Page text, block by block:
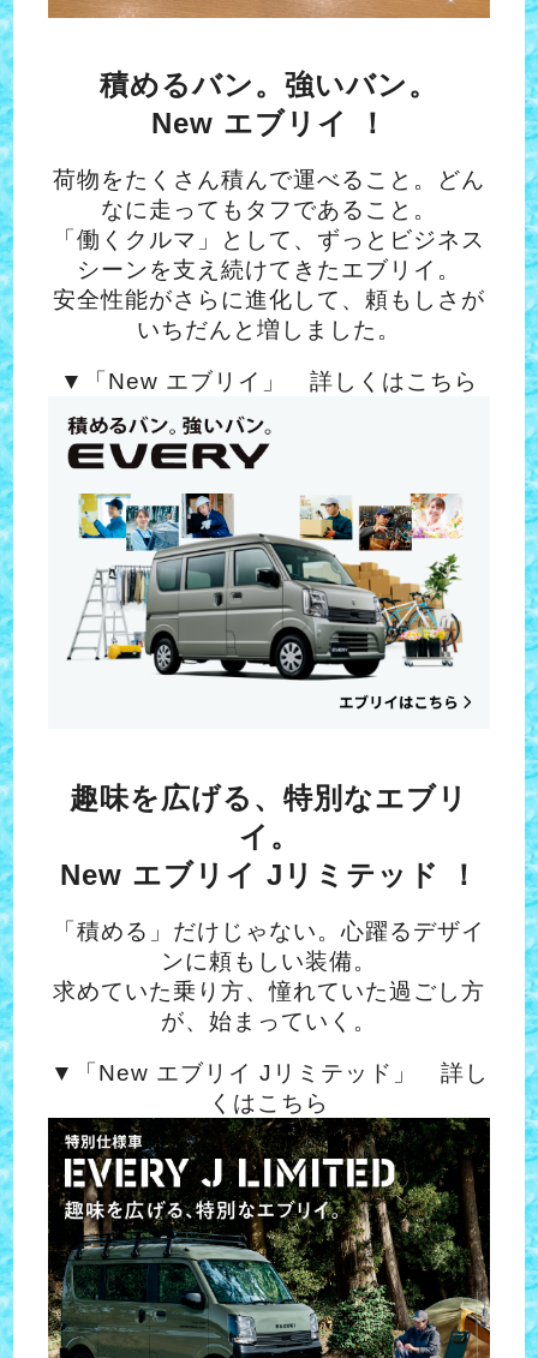
積めるバン。強いバン。
New エブリイ ！
荷物をたくさん積んで運べること。どん
なに走ってもタフであること。
「働くクルマ」として、ずっとビジネス
シーンを支え続けてきたエブリイ。
安全性能がさらに進化して、頼もしさが
いちだんと増しました。
▼「New エブリイ」 詳しくはこちら
趣味を広げる、特別なエブリ
イ。
New エブリイ Jリミテッド ！
「積める」だけじゃない。心躍るデザイ
ンに頼もしい装備。
求めていた乗り方、憧れていた過ごし方
が、始まっていく。
▼「New エブリイ Jリミテッド」 詳し
くはこちら